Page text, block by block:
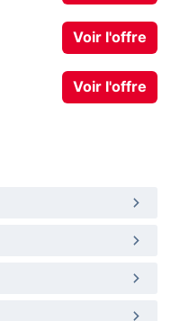
Voir l'offre
Voir l'offre